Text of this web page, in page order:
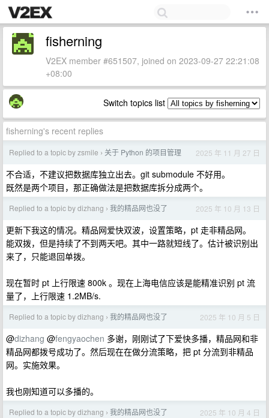
fisherning
V2EX member #651507, joined on 2023-09-27 22:21:08
+08:00
Switch topics list
fisherning's recent replies
Replied to a topic by zsmile › 关于 Python 的项目管理 2025 年 11 月 27 日
不合适，不建议把数据库独立出去。git submodule 不好用。
既然是两个项目，那正确做法是把数据库拆分成两个。
Replied to a topic by dizhang › 我的精品网也没了 2025 年 10 月 13 日
更新下我这的情况。精品网爱快双波，设置策略，pt 走非精品网。
能双拨，但是持续了不到两天吧。其中一路就短线了。估计被识别出
来了，只能退回单拨。
现在暂时 pt 上行限速 800k 。现在上海电信应该是能精准识别 pt 流
量了，上行限速 1.2MB/s.
Replied to a topic by dizhang › 我的精品网也没了 2025 年 10 月 5 日
@dizhang @fengyaochen 多谢，刚刚试了下爱快多播，精品网和非
精品网都拨号成功了。然后现在在做分流策略，把 pt 分流到非精品
网。实施效果。
我也刚知道可以多播的。
Replied to a topic by dizhang › 我的精品网也没了 2025 年 10 月 4 日